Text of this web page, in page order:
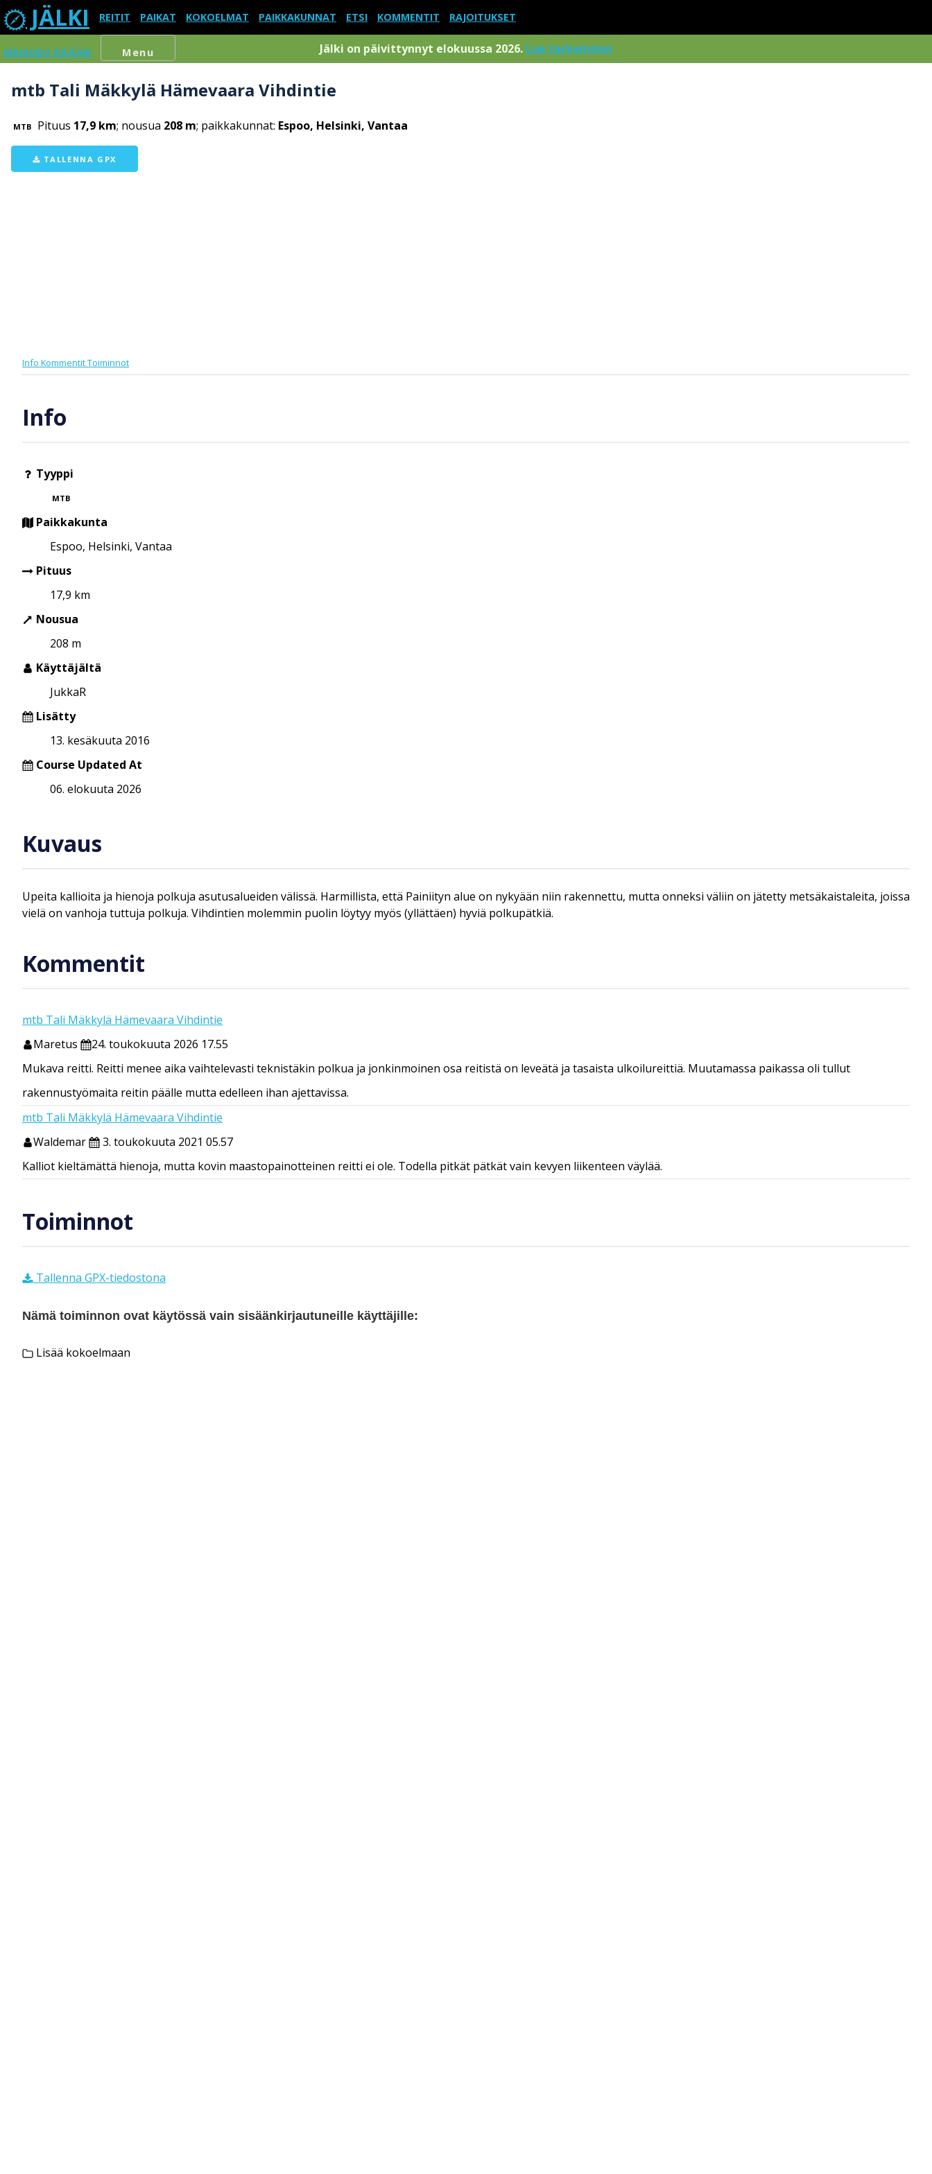
JÄLKI REITIT PAIKAT KOKOELMAT PAIKKAKUNNAT ETSI KOMMENTIT RAJOITUKSET
KIRJAUDU SISÄÄN Menu Jälki on päivittynnyt elokuussa 2026. Lue tarkemmin
mtb Tali Mäkkylä Hämevaara Vihdintie
MTB Pituus 17,9 km; nousua 208 m; paikkakunnat: Espoo, Helsinki, Vantaa
TALLENNA GPX
Info KommentitToiminnot
Info
Tyyppi
MTB
Paikkakunta
Espoo, Helsinki, Vantaa
Pituus
17,9 km
Nousua
208 m
Käyttäjältä
JukkaR
Lisätty
13. kesäkuuta 2016
Course Updated At
06. elokuuta 2026
Kuvaus
Upeita kallioita ja hienoja polkuja asutusalueiden välissä. Harmillista, että Painiityn alue on nykyään niin rakennettu, mutta onneksi väliin on jätetty metsäkaistaleita, joissa
vielä on vanhoja tuttuja polkuja. Vihdintien molemmin puolin löytyy myös (yllättäen) hyviä polkupätkiä.
Kommentit
mtb Tali Mäkkylä Hämevaara Vihdintie
Maretus
24. toukokuuta 2026 17.55
Mukava reitti. Reitti menee aika vaihtelevasti teknistäkin polkua ja jonkinmoinen osa reitistä on leveätä ja tasaista ulkoilureittiä. Muutamassa paikassa oli tullut
rakennustyömaita reitin päälle mutta edelleen ihan ajettavissa.
mtb Tali Mäkkylä Hämevaara Vihdintie
Waldemar
3. toukokuuta 2021 05.57
Kalliot kieltämättä hienoja, mutta kovin maastopainotteinen reitti ei ole. Todella pitkät pätkät vain kevyen liikenteen väylää.
Toiminnot
Tallenna GPX-tiedostona
Nämä toiminnon ovat käytössä vain sisäänkirjautuneille käyttäjille:
Lisää kokoelmaan